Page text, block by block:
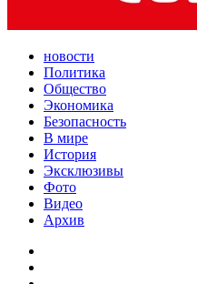
новости
Политика
Общество
Экономика
Безопасность
В мире
История
Эксклюзивы
Фото
Видео
Архив